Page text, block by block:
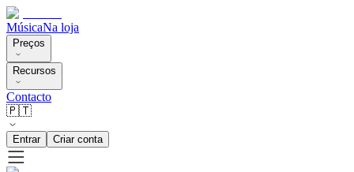
MúsicaNa loja
Preços
Recursos
Contacto
🇵🇹
Entrar Criar conta